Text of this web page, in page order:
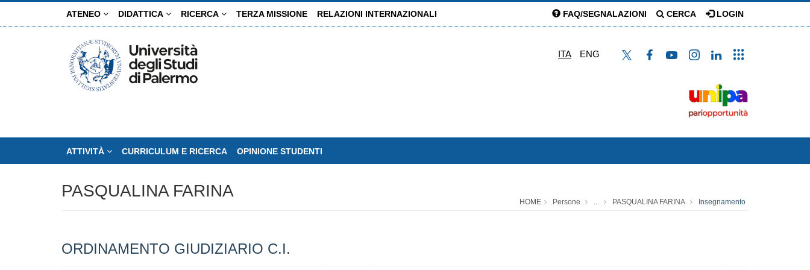
ATENEO DIDATTICA RICERCA TERZA MISSIONE RELAZIONI INTERNAZIONALI FAQ/SEGNALAZIONI CERCA LOGIN
ITA ENG
ATTIVITÀ CURRICULUM E RICERCA OPINIONE STUDENTI
PASQUALINA FARINA
HOME Persone ... PASQUALINA FARINA Insegnamento
ORDINAMENTO GIUDIZIARIO C.I.